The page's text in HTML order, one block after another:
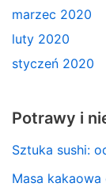
marzec 2020
luty 2020
styczeń 2020
Potrawy i
Sztuka sushi:
Masa